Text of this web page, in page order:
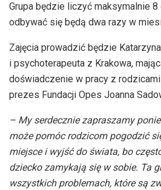
Grupa będzie liczyć maksymalnie
odbywać się będą dwa razy w
Zajęcia prowadzić będzie
i psychoterapeuta z Krakowa,
doświadczenie w pracy z
prezes Fundacji Opes Joanna
– My serdecznie zapraszamy
może pomóc rodzicom pogodzić
miejsce i wyjść do świata, bo
dziecko zamykają się w sobie. Ta
wszystkich problemach, które są